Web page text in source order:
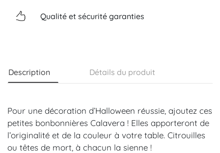
Qualité et sécurité garanties
Description Détails du produit
Pour une décoration d’Halloween réussie, ajoutez ces
petites bonbonnières Calavera ! Elles apporteront de
l’originalité et de la couleur à votre table. Citrouilles
ou têtes de mort, à chacun la sienne !